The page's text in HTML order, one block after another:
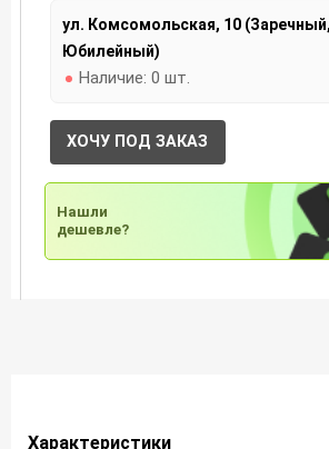
ул. Комсомольская, 10
Юбилейный)
Наличие: 0 шт.
ХОЧУ ПОД ЗАКАЗ
Нашли
дешевле?
Характеристики